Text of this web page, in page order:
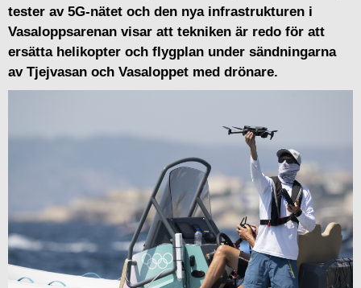
tester av 5G-nätet och den nya infrastrukturen i
Vasaloppsarenan visar att tekniken är redo för att
ersätta helikopter och flygplan under sändningarna
av Tjejvasan och Vasaloppet med drönare.